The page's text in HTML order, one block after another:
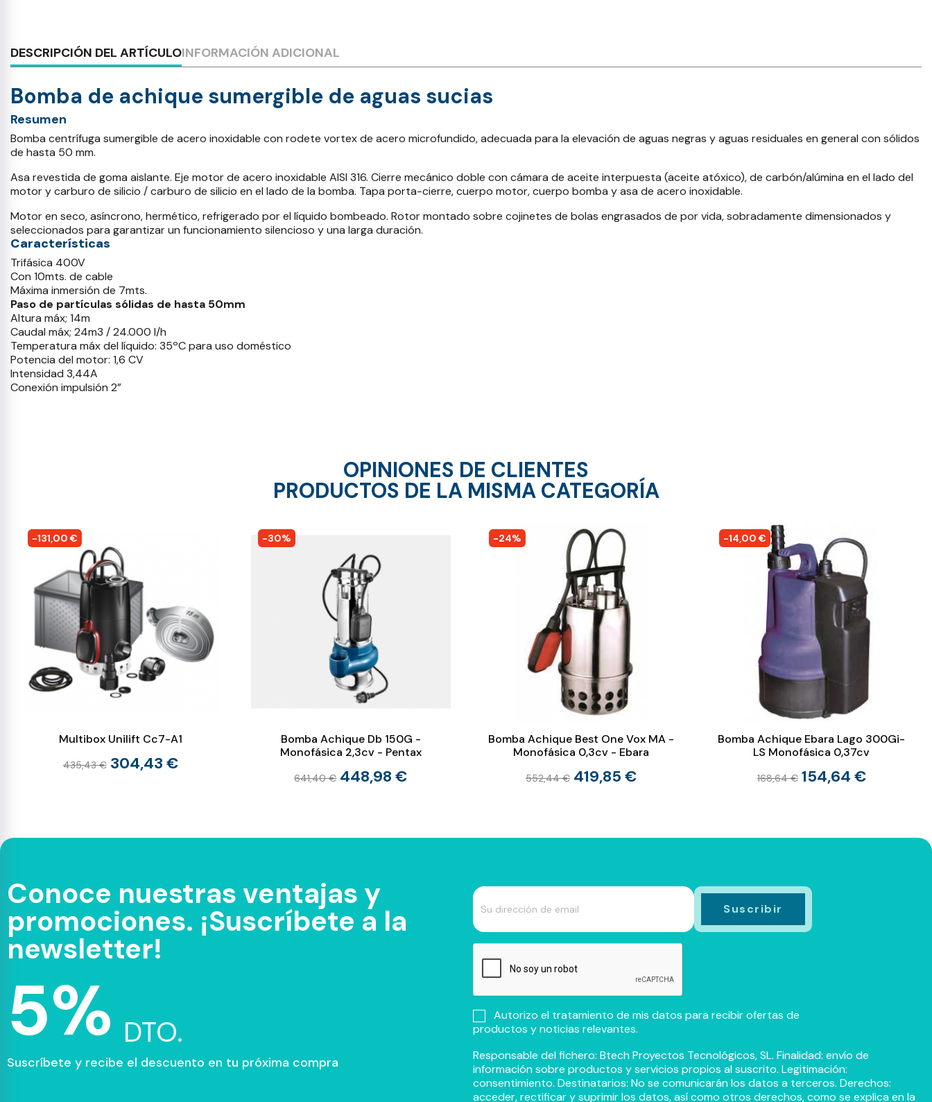
DESCRIPCIÓN DEL ARTÍCULOINFORMACIÓN ADICIONAL
Bomba de achique sumergible de aguas sucias
Resumen
Bomba centrífuga sumergible de acero inoxidable con rodete vortex de acero microfundido, adecuada para la elevación de aguas negras y aguas residuales en general con sólidos
de hasta 50 mm.
Asa revestida de goma aislante. Eje motor de acero inoxidable AISI 316. Cierre mecánico doble con cámara de aceite interpuesta (aceite atóxico), de carbón/alúmina en el lado del
motor y carburo de silicio / carburo de silicio en el lado de la bomba. Tapa porta-cierre, cuerpo motor, cuerpo bomba y asa de acero inoxidable.
Motor en seco, asíncrono, hermético, refrigerado por el líquido bombeado. Rotor montado sobre cojinetes de bolas engrasados de por vida, sobradamente dimensionados y
seleccionados para garantizar un funcionamiento silencioso y una larga duración.
Características
Trifásica 400V
Con 10mts. de cable
Máxima inmersión de 7mts.
Paso de partículas sólidas de hasta 50mm
Altura máx; 14m
Caudal máx; 24m3 / 24.000 l/h
Temperatura máx del líquido: 35ºC para uso doméstico
Potencia del motor: 1,6 CV
Intensidad 3,44A
Conexión impulsión 2”
OPINIONES DE CLIENTES
PRODUCTOS DE LA MISMA CATEGORÍA
-131,00 €
Multibox Unilift Cc7-A1
435,43 € 304,43 €
-30%
Bomba Achique Db 150G -
Monofásica 2,3cv - Pentax
641,40 € 448,98 €
-24%
Bomba Achique Best One Vox MA -
Monofásica 0,3cv - Ebara
552,44 € 419,85 €
-14,00 €
Bomba Achique Ebara Lago 300Gi-
LS Monofásica 0,37cv
168,64 € 154,64 €
Conoce nuestras ventajas y
promociones. ¡Suscríbete a la
newsletter!
5% DTO.
Suscríbete y recibe el descuento en tu próxima compra
Autorizo el tratamiento de mis datos para recibir ofertas de
productos y noticias relevantes.
Responsable del fichero: Btech Proyectos Tecnológicos, SL. Finalidad: envío de
información sobre productos y servicios propios al suscrito. Legitimación:
consentimiento. Destinatarios: No se comunicarán los datos a terceros. Derechos:
acceder, rectificar y suprimir los datos, así como otros derechos, como se explica en la